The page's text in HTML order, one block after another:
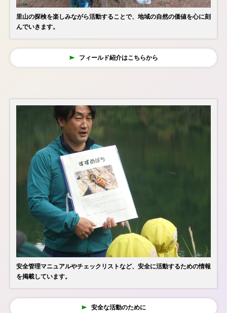
里山の探検を楽しみながら活動することで、地域の自然の価値を心に刻
んでいきます。
フィールド紹介はこちらから
安全管理マニュアルやチェックリストなど、安全に活動するための情報
を掲載しています。
安全な活動のために